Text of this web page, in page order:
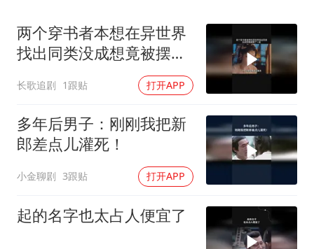
今年4位周星驰电影配角去世
号召领导带头休假 是大家不想休吗
中国五箭齐发反制美国
中国经济展现强大韧性和活力
两个穿书者本想在异世界
找出同类没成想竟被摆了
长歌追剧 1跟贴 打开APP
多年后男子：刚刚我把新
郎差点儿灌死！
小金聊剧 3跟贴 打开APP
起的名字也太占人便宜了